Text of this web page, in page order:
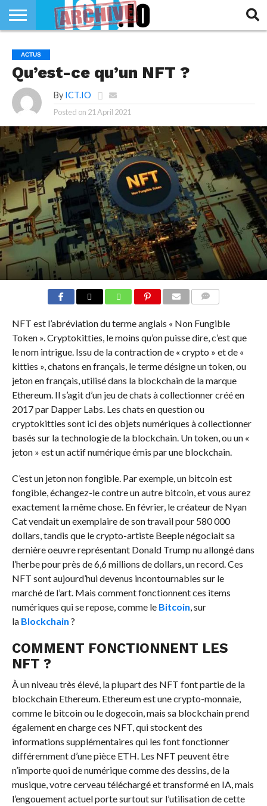
SECTEUR
TECH
LIFE
RUBRIQUES
ACTUS
Qu’est-ce qu’un NFT ?
By ICT.IO
Posted on 21 April 2021
NFT est l’abréviation du terme anglais « Non Fungible
Token ». Cryptokitties, le moins qu’on puisse dire, c’est que
le nom intrigue. Issu de la contraction de « crypto » et de «
kitties », chatons en français, le terme désigne un token, ou
jeton en français, utilisé dans la blockchain de la marque
Ethereum. Il s’agit d’un jeu de chats à collectionner créé en
2017 par Dapper Labs. Les chats en question ou
cryptokitties sont ici des objets numériques à collectionner
basés sur la technologie de la blockchain. Un token, ou un «
jeton » est un actif numérique émis par une blockchain.
C’est un jeton non fongible. Par exemple, un bitcoin est
fongible, échangez-le contre un autre bitcoin, et vous aurez
exactement la même chose. En février, le créateur de Nyan
Cat vendait un exemplaire de son travail pour 580 000
dollars, tandis que le crypto-artiste Beeple négociait sa
dernière oeuvre représentant Donald Trump nu allongé dans
l’herbe pour près de 6,6 millions de dollars, un record. Ces
NFT sont aujourd’hui devenus incontournables sur le
marché de l’art. Mais comment fonctionnent ces items
numériques qui se repose, comme le Bitcoin , sur
la Blockchain ?
COMMENT FONCTIONNENT LES
NFT ?
À un niveau très élevé, la plupart des NFT font partie de la
blockchain Ethereum. Ethereum est une crypto-monnaie,
comme le bitcoin ou le dogecoin, mais sa blockchain prend
également en charge ces NFT, qui stockent des
informations supplémentaires qui les font fonctionner
différemment d’une pièce ETH. Les NFT peuvent être
n’importe quoi de numérique comme des dessins, de la
musique, votre cerveau téléchargé et transformé en IA, mais
l’engouement actuel porte surtout sur l’utilisation de cette